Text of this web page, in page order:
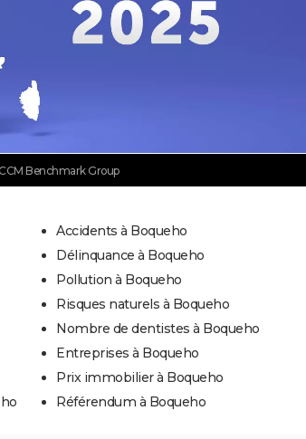
Benchmark Group
Accidents à Boqueho
Délinquance à Boqueho
Pollution à Boqueho
Risques naturels à Boqueho
Nombre de dentistes à Boqueho
Entreprises à Boqueho
Prix immobilier à Boqueho
Référendum à Boqueho